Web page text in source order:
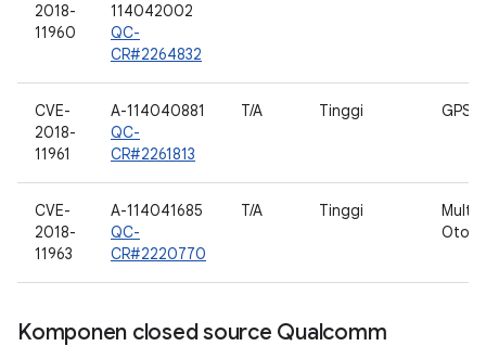
2018-
11960
114042002
QC-
CR#2264832
CVE-
2018-
11961
A-114040881
QC-
CR#2261813
T/A Tinggi
CVE-
2018-
11963
A-114041685
QC-
CR#2220770
T/A Tinggi
Komponen closed source Qualcomm